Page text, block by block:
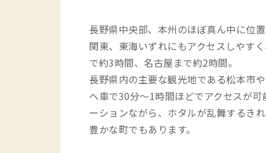
長野県中央部、本州のほぼ真ん中に位
関東、東海いずれにもアクセスしやす
で約3時間、名古屋まで約2時間。
長野県内の主要な観光地である松本市
へ車で30分～1時間ほどでアクセスが
ーションながら、ホタルが乱舞するき
豊かな町でもあります。